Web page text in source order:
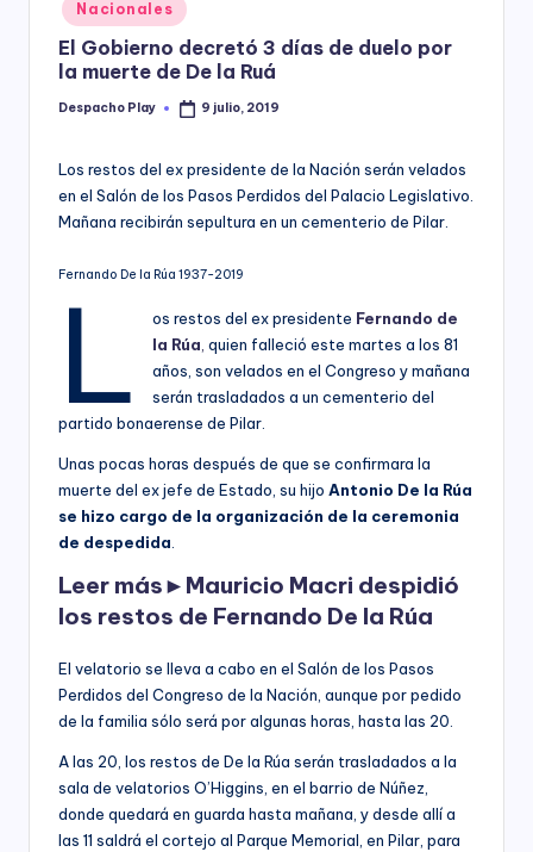
y
in
Nacionales
El Gobierno decretó 3 días de duelo por
la muerte de De la Ruá
Posted
Despacho Play 9 julio, 2019
Los restos del ex presidente de la Nación serán velados
en el Salón de los Pasos Perdidos del Palacio Legislativo.
Mañana recibirán sepultura en un cementerio de Pilar.
Fernando De la Rúa 1937-2019
L os restos del ex presidente Fernando de
la Rúa, quien falleció este martes a los 81
años, son velados en el Congreso y mañana
serán trasladados a un cementerio del
partido bonaerense de Pilar.
Unas pocas horas después de que se confirmara la
muerte del ex jefe de Estado, su hijo Antonio De la Rúa
se hizo cargo de la organización de la ceremonia
de despedida.
Leer más► Mauricio Macri despidió
los restos de Fernando De la Rúa
El velatorio se lleva a cabo en el Salón de los Pasos
Perdidos del Congreso de la Nación, aunque por pedido
de la familia sólo será por algunas horas, hasta las 20.
A las 20, los restos de De la Rúa serán trasladados a la
sala de velatorios O’Higgins, en el barrio de Núñez,
donde quedará en guarda hasta mañana, y desde allí a
las 11 saldrá el cortejo al Parque Memorial, en Pilar, para